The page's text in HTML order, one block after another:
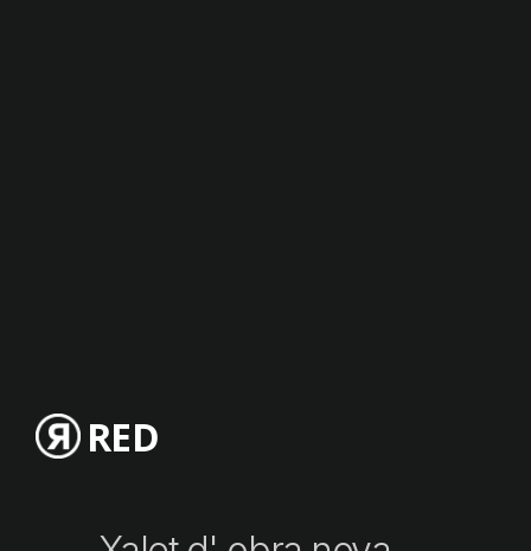
RED